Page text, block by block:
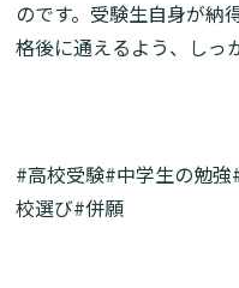
のです。受験生自身が納
格後に通えるよう、しっ
#高校受験#中学生の勉
校選び#併願